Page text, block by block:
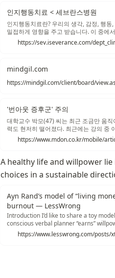
인지행동치료 < 세브란스병원
인지행동치료란? 우리의 생각, 감정, 행
밀접하게 영향을 주고 받습니다. 이 중에
경험이나 사건 또는 상황을 해석하는 방
각자의 인지구조, 즉 믿음체계가 있으며,
mindgil.com
'번아웃 증후군' 주의
대학교수 박모(47) 씨는 최근 조금만 움
력도 현저히 떨어졌다. 최근에는 강의 중
커피를 서너 잔 이상 마셔도 노곤함은 쉽
쳐있고 가끔 이유 없이 허리가 아프다. 몇
A healthy life and willpower
choices in a sustainable
Ayn Rand’s model of “living
burnout — LessWrong
Introduction I’d like to share a toy
conscious verbal planner “earns”
your…